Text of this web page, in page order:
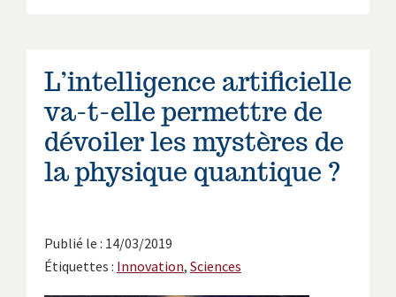
L’intelligence artificielle
va-t-elle permettre de
dévoiler les mystères de
la physique quantique ?
Publié le : 14/03/2019
Étiquettes : Innovation, Sciences